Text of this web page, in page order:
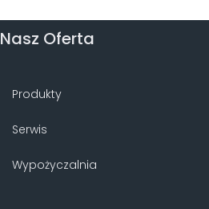
Nasz Oferta
Produkty
Serwis
Wypożyczalnia